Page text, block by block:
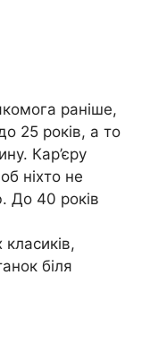
раніше,
25 років, а то
Кар’єру
ніхто не
До 40 років
біля